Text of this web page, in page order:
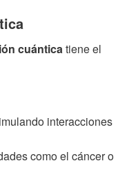
cuánticatiene el
interacciones
como el cáncer o